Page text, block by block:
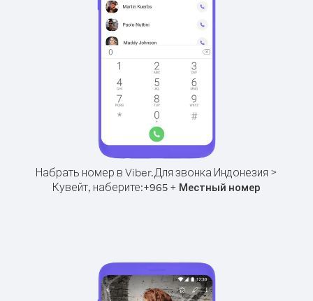
Набрать номер в Viber.Для звонка Индонезия >
Кувейт, наберите:+965 + Местный номер